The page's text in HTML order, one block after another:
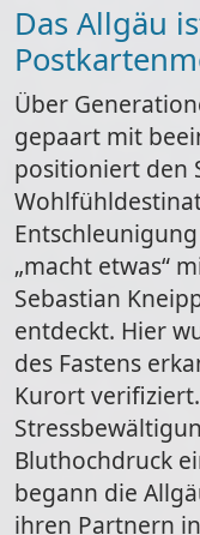
Das Allgäu
Über
gepaart mit
positioniert den
„macht etwas“
Sebastian
entdeckt. Hier
des Fastens
Kurort
Bluthochdruck
begann die
ihren Partnern